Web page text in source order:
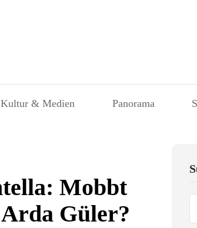
Kultur & Medien Panorama
Mobbt
Güler?